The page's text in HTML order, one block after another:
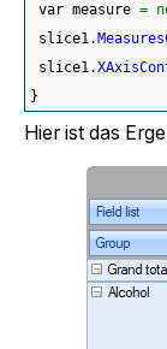
var measure =
slice1.
slice1.
}
Hier ist das